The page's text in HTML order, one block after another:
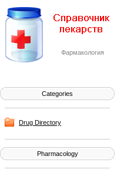
Фармакология
Categories
Drug Directory
Pharmacology